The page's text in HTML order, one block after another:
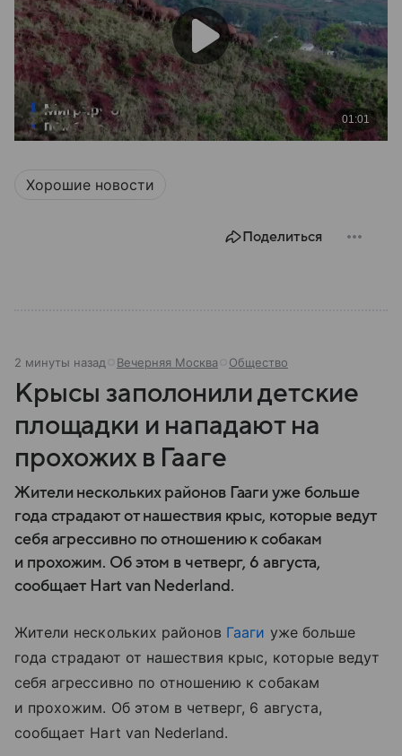
Хорошие новости
Поделиться
2 минуты назад Вечерняя Москва Общество
Крысы заполонили детские
площадки и нападают на
прохожих в Гааге
Жители нескольких районов Гааги уже больше
года страдают от нашествия крыс, которые ведут
себя агрессивно по отношению к собакам
и прохожим. Об этом в четверг, 6 августа,
сообщает Hart van Nederland.
Жители нескольких районов Гааги уже больше
года страдают от нашествия крыс, которые ведут
себя агрессивно по отношению к собакам
и прохожим. Об этом в четверг, 6 августа,
сообщает Hart van Nederland.